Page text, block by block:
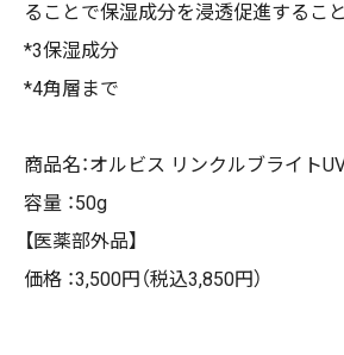
ることで保湿成分を浸透促進すること
*3保湿成分
*4⾓層まで
商品名：オルビス リンクルブライト
容量 ：50g
【医薬部外品】
価格 ：3,500円（税込3,850円）